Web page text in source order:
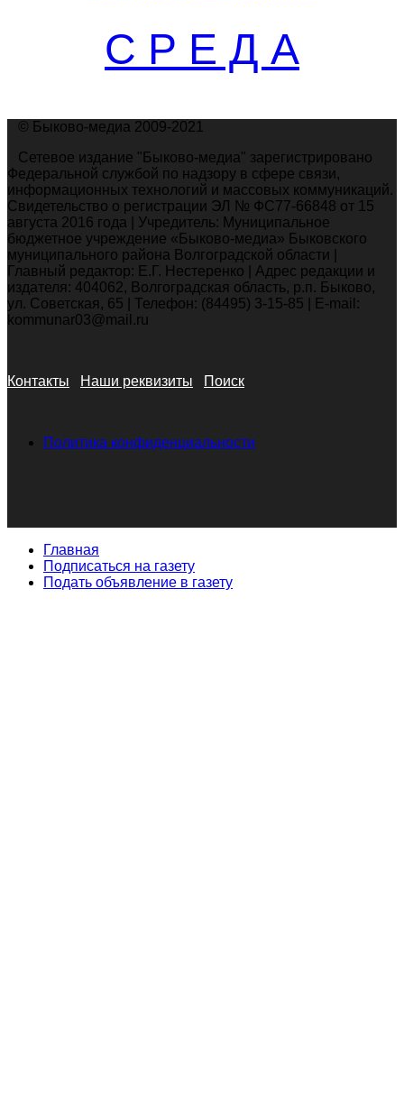
С Р Е Д А
© Быково-медиа 2009-2021
Сетевое издание "Быково-медиа" зарегистрировано
Федеральной службой по надзору в сфере связи,
информационных технологий и массовых коммуникаций.
Свидетельство о регистрации ЭЛ № ФС77-66848 от 15
августа 2016 года | Учредитель: Муниципальное
бюджетное учреждение «Быково-медиа» Быковского
муниципального района Волгоградской области |
Главный редактор: Е.Г. Нестеренко | Адрес редакции и
издателя: 404062, Волгоградская область, р.п. Быково,
ул. Советская, 65 | Телефон: (84495) 3-15-85 | E-mail:
kommunar03@mail.ru
Контакты Наши реквизиты Поиск
Политика конфиденциальности
Главная
Подписаться на газету
Подать объявление в газету